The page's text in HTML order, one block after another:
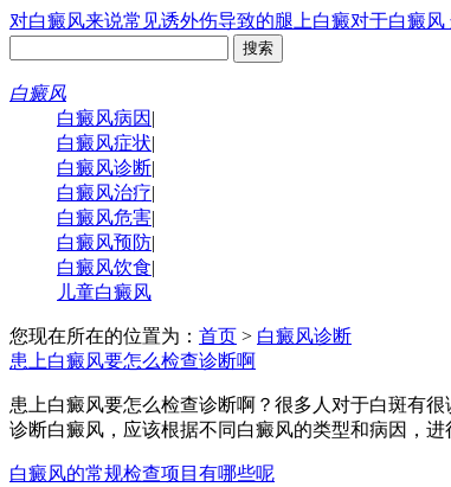
对白癜风来说常见诱外伤导致的腿上白癜对于白癜风
白癜风
白癜风病因 |
白癜风症状|
白癜风诊断|
白癜风治疗|
白癜风危害|
白癜风预防|
白癜风饮食|
儿童白癜风
您现在所在的位置为： 首页 > 白癜风诊断
患上白癜风要怎么检查诊断啊
患上白癜风要怎么检查诊断啊？很多人对于白斑有
诊断白癜风，应该根据不同白癜风的类型和病因，
白癜风的常规检查项目有哪些呢